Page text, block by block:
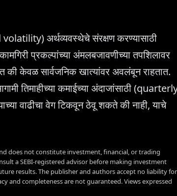
अर्थव्यवस्थेचे संरक्षण करण्यासाठी
प्रकल्पांच्या अंमलबजावणीच्या तपशिलावर
केवळ सार्वजनिक खात्यांवर अवलंबून राहतात.
तिमाहीच्या कमाईच्या अंदाजांसाठी
वाढीचा वेग टिकवून ठेवू शकते की नाही, याचे
does not constitute investment, financial, or trading
a SEBI-registered advisor before making investment
results. The publisher and authors accept no liability for
and completeness are not guaranteed. Views expressed